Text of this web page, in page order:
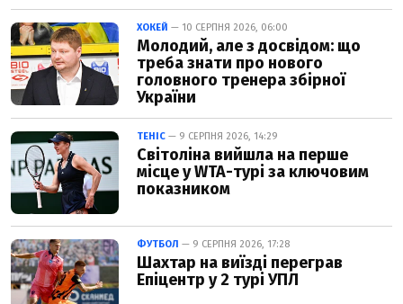
ХОКЕЙ — 10 СЕРПНЯ 2026, 06:00
Молодий, але з досвідом: що
треба знати про нового
головного тренера збірної
України
ТЕНІС — 9 СЕРПНЯ 2026, 14:29
Світоліна вийшла на перше
місце у WTA-турі за ключовим
показником
ФУТБОЛ — 9 СЕРПНЯ 2026, 17:28
Шахтар на виїзді переграв
Епіцентр у 2 турі УПЛ